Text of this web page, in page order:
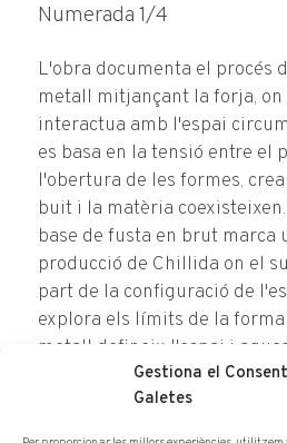
Gestiona el
Galetes
Numerada 1/4
L'obra documenta el procés
metall mitjançant la forja, on
interactua amb l'espai
es basa en la tensió entre el
l'obertura de les formes,
buit i la matèria
base de fusta en brut marca
producció de Chillida on el
part de la configuració de
explora els límits de la
metall defineix l'espai i
sentit a la massa forjada.
existeix una variant fosa en
de l'IVAM, exemplifica la